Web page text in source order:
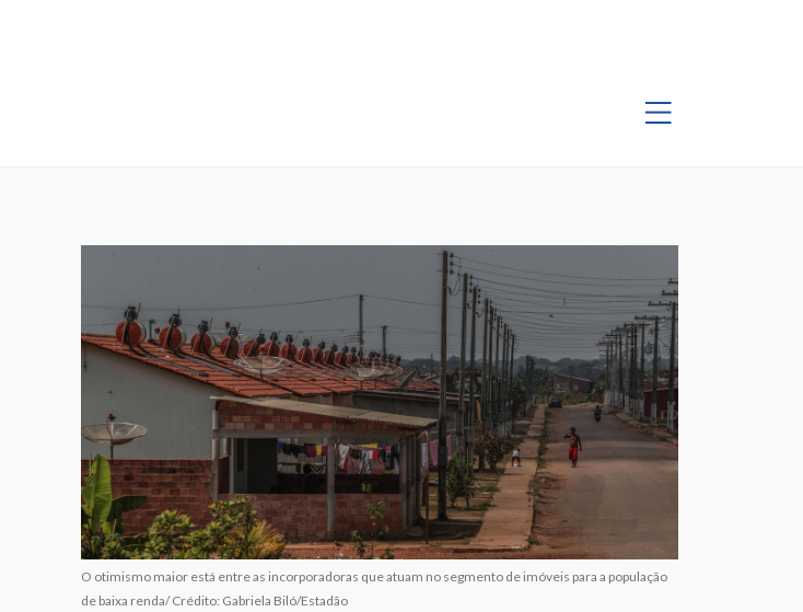
O otimismo maior está entre as incorporadoras que atuam no segmento de imóveis para a população
de baixa renda/ Crédito: Gabriela Biló/Estadão